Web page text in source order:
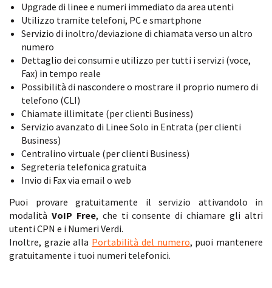
Upgrade di linee e numeri immediato da area utenti
Utilizzo tramite telefoni, PC e smartphone
Servizio di inoltro/deviazione di chiamata verso un altro
numero
Dettaglio dei consumi e utilizzo per tutti i servizi (voce,
Fax) in tempo reale
Possibilità di nascondere o mostrare il proprio numero di
telefono (CLI)
Chiamate illimitate (per clienti Business)
Servizio avanzato di Linee Solo in Entrata (per clienti
Business)
Centralino virtuale (per clienti Business)
Segreteria telefonica gratuita
Invio di Fax via email o web
Puoi provare gratuitamente il servizio attivandolo in
modalità VoIP Free, che ti consente di chiamare gli altri
utenti CPN e i Numeri Verdi.
Inoltre, grazie alla Portabilità del numero, puoi mantenere
gratuitamente i tuoi numeri telefonici.